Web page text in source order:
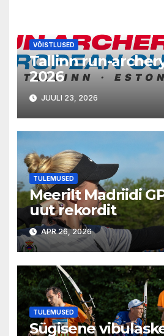
VÕISTLUSED
Tallinn run-
2026
JUULI 23, 2026
TULEMUSED
Meerilt Madriidi
uut rekordit
APR 26, 2026
TULEMUSED
Sügisene